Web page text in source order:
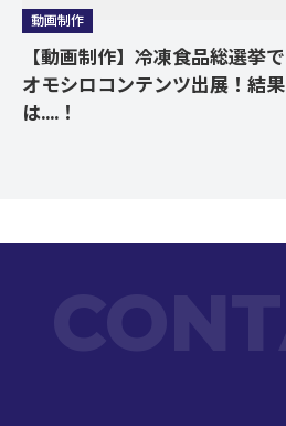
動画制作
【動画制作】冷凍食品総選挙で
オモシロコンテンツ出展！結果
は....！